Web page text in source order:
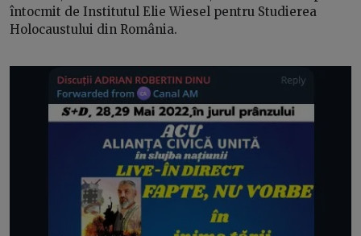
întocmit de Institutul Elie Wiesel pentru Studierea
Holocaustului din România.